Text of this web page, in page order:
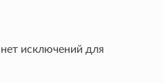
исключений для